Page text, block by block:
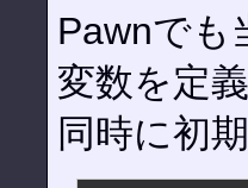
Pawnでも
変数を定
同時に初